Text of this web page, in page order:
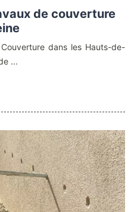
de couverture
dans les Hauts-de-
...